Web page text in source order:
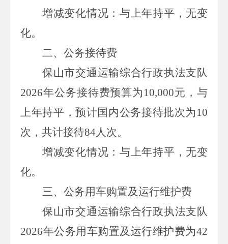
增减变化情况：与上年持平，无变
化。
二、 公务接待费
保山市交通运输综合行政执法支队
2026年公务接待费预算为 10,000元 ，与
上年持平，预计国内公务接待批次为 10
次，共计接待84人次。
增减变化情况：与上年持平，无变
化。
三、 公务用车购置及运行维护费
保山市交通运输综合行政执法支队
2026年公务用车购置及运行维护费为42